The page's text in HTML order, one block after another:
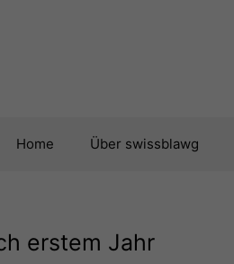
Home Über swissblawg
erstem Jahr